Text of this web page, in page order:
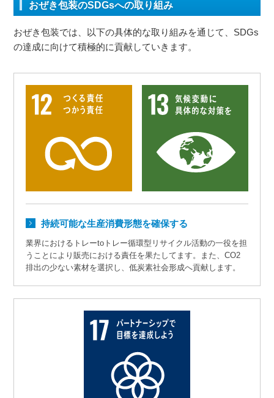
おぜき包装のSDGsへの取り組み
おぜき包装では、以下の具体的な取り組みを通じて、SDGs
の達成に向けて積極的に貢献していきます。
持続可能な生産消費形態を確保する
業界におけるトレーtoトレー循環型リサイクル活動の一役を担
うことにより販売における責任を果たしてます。また、CO2
排出の少ない素材を選択し、低炭素社会形成へ貢献します。